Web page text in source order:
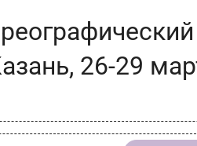
26-29